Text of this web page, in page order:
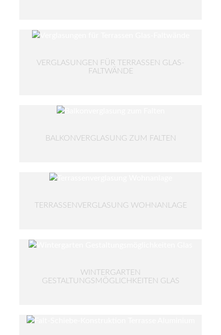
VERGLASUNGEN FÜR TERRASSEN GLAS-
FALTWÄNDE
BALKONVERGLASUNG ZUM FALTEN
TERRASSENVERGLASUNG WOHNANLAGE
WINTERGARTEN
GESTALTUNGSMÖGLICHKEITEN GLAS